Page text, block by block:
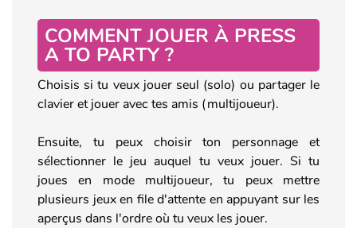
COMMENT JOUER À PRESS
A TO PARTY ?
Choisis si tu veux jouer seul (solo) ou partager le
clavier et jouer avec tes amis (multijoueur).
Ensuite, tu peux choisir ton personnage et
sélectionner le jeu auquel tu veux jouer. Si tu
joues en mode multijoueur, tu peux mettre
plusieurs jeux en file d'attente en appuyant sur les
aperçus dans l'ordre où tu veux les jouer.